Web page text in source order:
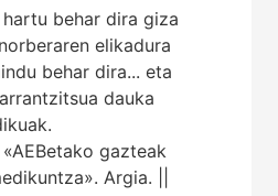
behar dira giza
elikadura
behar dira... eta
dauka
«AEBetako gazteak
Argia. ||